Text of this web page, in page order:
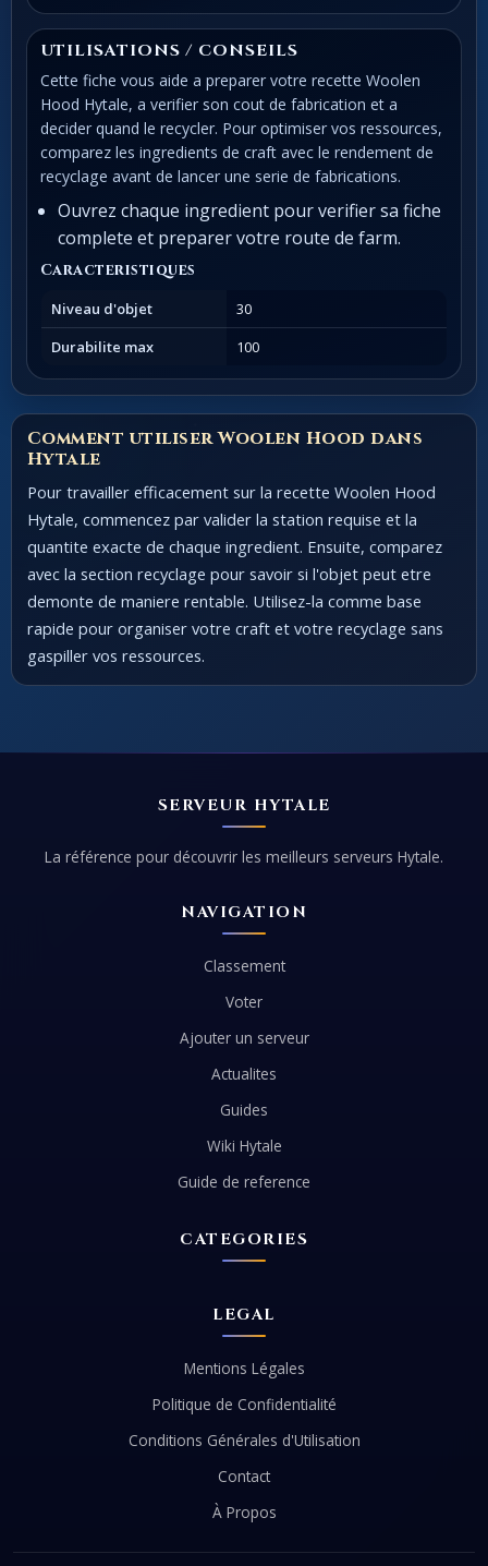
UTILISATIONS / CONSEILS
Cette fiche vous aide a preparer votre recette Woolen
Hood Hytale, a verifier son cout de fabrication et a
decider quand le recycler. Pour optimiser vos ressources,
comparez les ingredients de craft avec le rendement de
recyclage avant de lancer une serie de fabrications.
Ouvrez chaque ingredient pour verifier sa fiche
complete et preparer votre route de farm.
Caracteristiques
Niveau d'objet
30
Durabilite max
100
Comment utiliser Woolen Hood dans
Hytale
Pour travailler efficacement sur la recette Woolen Hood
Hytale, commencez par valider la station requise et la
quantite exacte de chaque ingredient. Ensuite, comparez
avec la section recyclage pour savoir si l'objet peut etre
demonte de maniere rentable. Utilisez-la comme base
rapide pour organiser votre craft et votre recyclage sans
gaspiller vos ressources.
SERVEUR HYTALE
La référence pour découvrir les meilleurs serveurs Hytale.
NAVIGATION
Classement
Voter
Ajouter un serveur
Actualites
Guides
Wiki Hytale
Guide de reference
CATEGORIES
LEGAL
Mentions Légales
Politique de Confidentialité
Conditions Générales d'Utilisation
Contact
À Propos